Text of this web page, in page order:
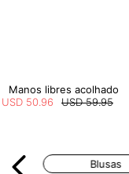
Manos libres acolhado
USD 59.95
USD 50 96
Blusas